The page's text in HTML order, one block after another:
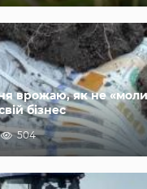
врожаю, як не
бізнес
504